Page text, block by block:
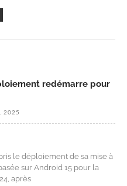
redémarre pour
2025
le déploiement de sa mise à
sur Android 15 pour la
après